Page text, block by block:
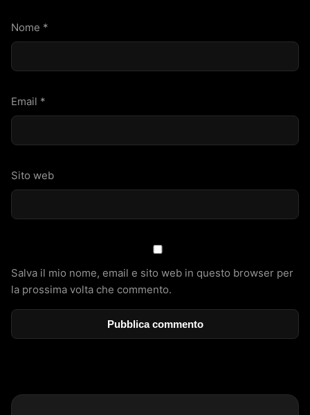
Nome *
Email *
Sito web
Salva il mio nome, email e sito web in questo browser per
la prossima volta che commento.